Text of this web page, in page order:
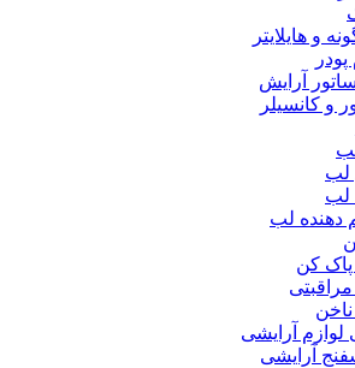
و هایلایتر
آرایش
و کانسیلر
لب
دهنده لب
پاک کن
لوازم آرایشی
آرایشی